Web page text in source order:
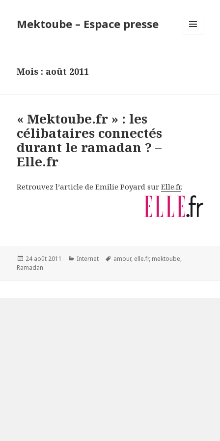
Mektoube – Espace presse
Mois : août 2011
« Mektoube.fr » : les
célibataires connectés
durant le ramadan ? –
Elle.fr
Retrouvez l’article de Emilie Poyard surElle.fr.
Publié
le
24 août 2011 Catégories
Internet Étiquettes
amour, elle.fr, mektoube,
Ramadan